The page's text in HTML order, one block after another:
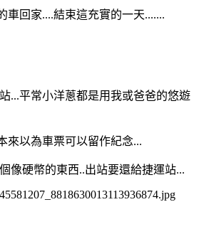
車回家....結束這充實的一天.......
...平常小洋蔥都是用我或爸爸的悠遊
來以為車票可以留作紀念...
像硬幣的東西..出站要還給捷運站...